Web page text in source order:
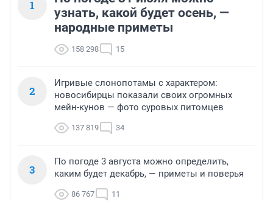
1
узнать, какой будет осень, —
народные приметы
158 298 15
2
Игривые слонопотамы с характером:
новосибирцы показали своих огромных
мейн-кунов — фото суровых питомцев
137 819 34
3
По погоде 3 августа можно определить,
каким будет декабрь, — приметы и поверья
86 767 11